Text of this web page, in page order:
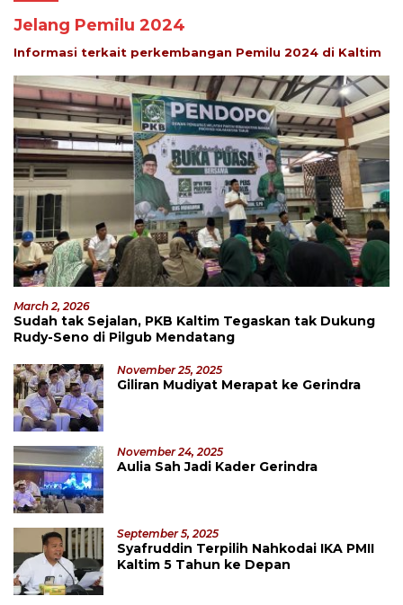
Jelang Pemilu 2024
Informasi terkait perkembangan Pemilu 2024 di Kaltim
March 2, 2026
Sudah tak Sejalan, PKB Kaltim Tegaskan tak Dukung
Rudy-Seno di Pilgub Mendatang
November 25, 2025
Giliran Mudiyat Merapat ke Gerindra
November 24, 2025
Aulia Sah Jadi Kader Gerindra
September 5, 2025
Syafruddin Terpilih Nahkodai IKA PMII
Kaltim 5 Tahun ke Depan